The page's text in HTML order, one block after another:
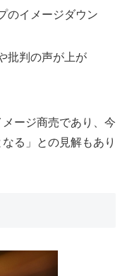
のイメージダウン
批判の声が上が
ージ商売であり、今
る」との見解もあり